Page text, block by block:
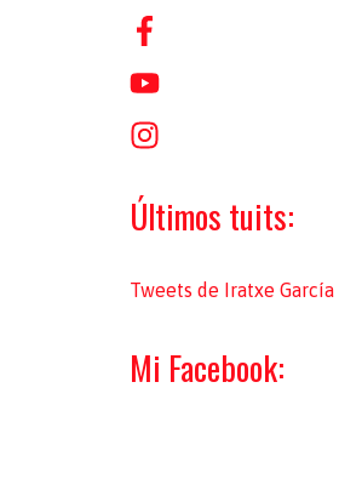
o
r
Últimos tuits:
Tweets de Iratxe García
Mi Facebook: